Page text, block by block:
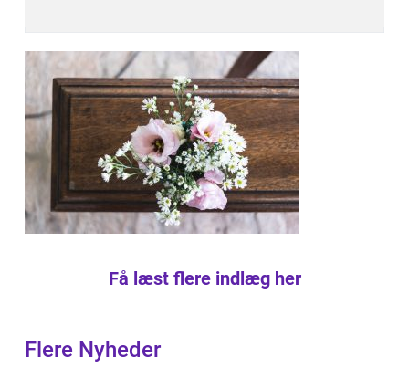
Få læst flere indlæg her
Flere Nyheder